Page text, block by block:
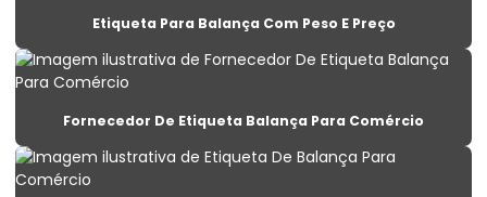
Etiqueta Lacre Para Produtos
Etiqueta Para Balança Com Peso E Preço
Etiqueta Para Balança Com Peso E Preço
Fornecedor De Etiqueta Balança Para Comércio